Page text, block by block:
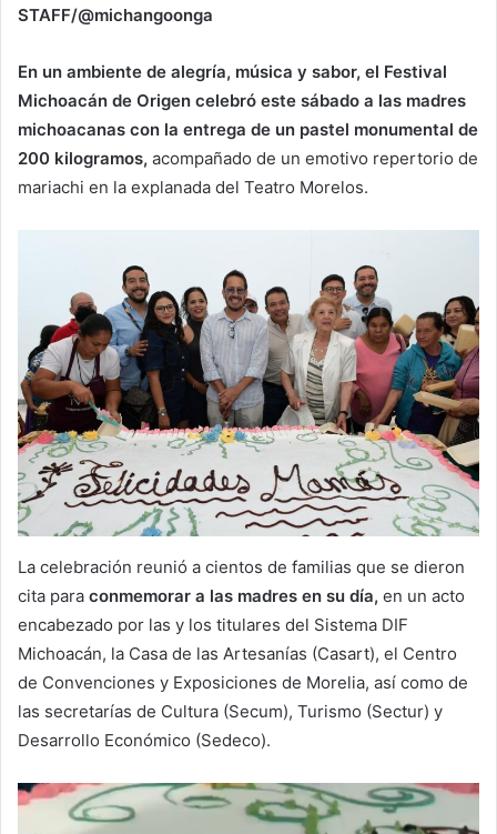
STAFF/@michangoonga
En un ambiente de alegría, música y sabor, el Festival
Michoacán de Origen celebró este sábado a las madres
michoacanas con la entrega de un pastel monumental de
200 kilogramos, acompañado de un emotivo repertorio de
mariachi en la explanada del Teatro Morelos.
La celebración reunió a cientos de familias que se dieron
cita para conmemorar a las madres en su día, en un acto
encabezado por las y los titulares del Sistema DIF
Michoacán, la Casa de las Artesanías (Casart), el Centro
de Convenciones y Exposiciones de Morelia, así como de
las secretarías de Cultura (Secum), Turismo (Sectur) y
Desarrollo Económico (Sedeco).